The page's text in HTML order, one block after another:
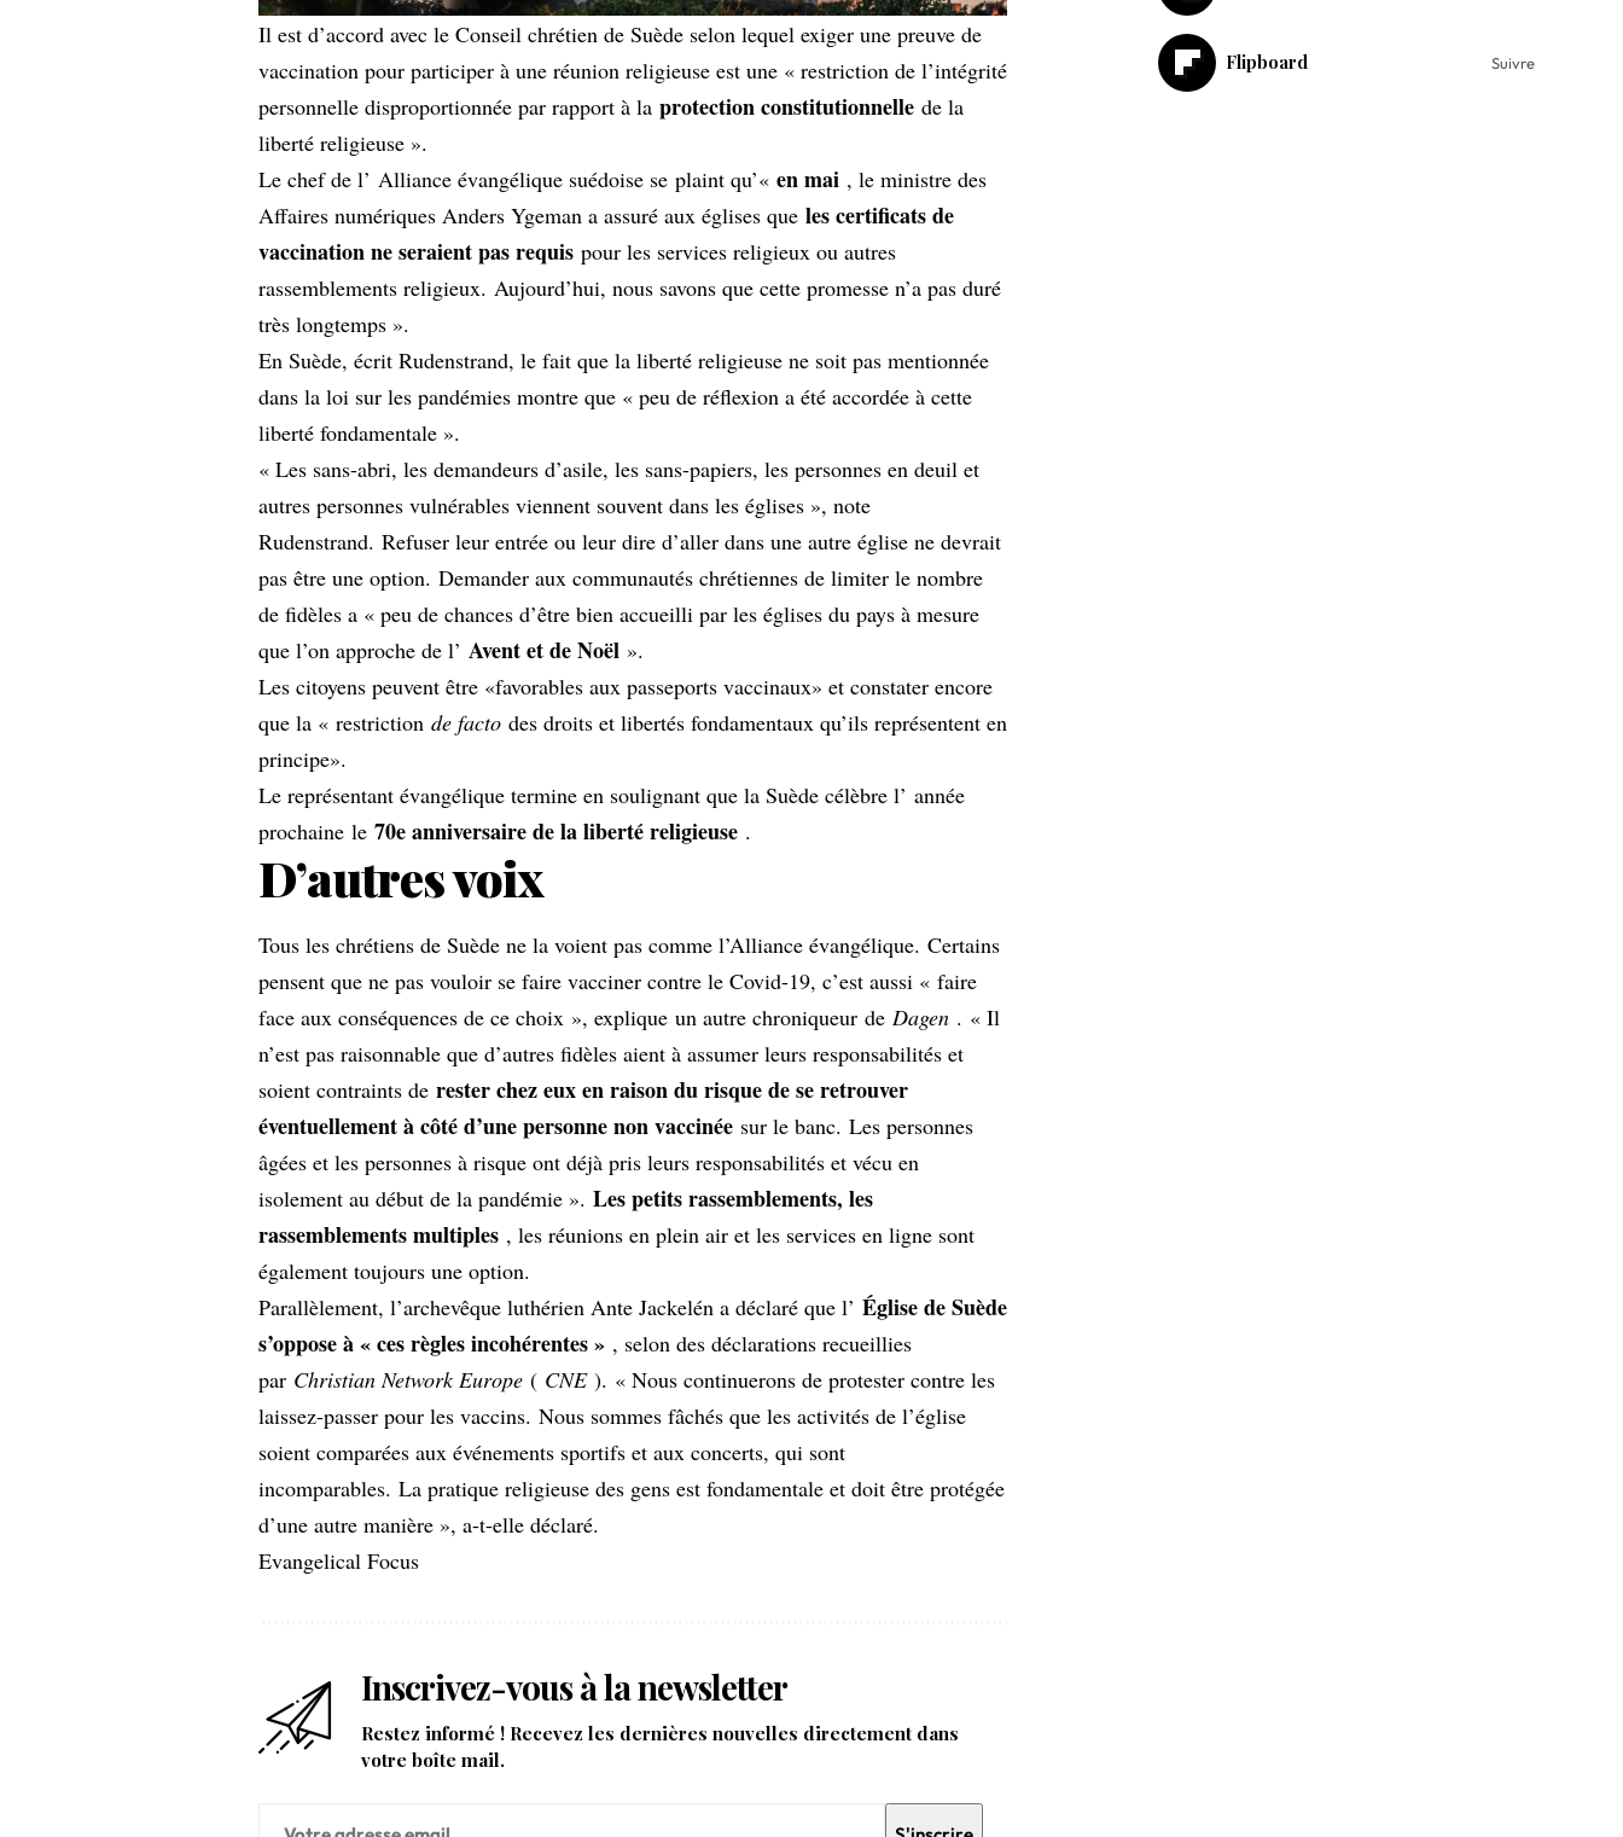
Il est d’accord avec le Conseil chrétien de Suède selon lequel exiger une preuve de
vaccination pour participer à une réunion religieuse est une « restriction de l’intégrité
personnelle disproportionnée par rapport à laprotection constitutionnelle de la
liberté religieuse ».
Le chef de l’ Alliance évangélique suédoise se plaint qu’«en mai , le ministre des
Affaires numériques Anders Ygeman a assuré aux églises queles certificats de
vaccination ne seraient pas requis pour les services religieux ou autres
rassemblements religieux. Aujourd’hui, nous savons que cette promesse n’a pas duré
très longtemps ».
En Suède, écrit Rudenstrand, le fait que la liberté religieuse ne soit pas mentionnée
dans la loi sur les pandémies montre que « peu de réflexion a été accordée à cette
liberté fondamentale ».
« Les sans-abri, les demandeurs d’asile, les sans-papiers, les personnes en deuil et
autres personnes vulnérables viennent souvent dans les églises », note
Rudenstrand. Refuser leur entrée ou leur dire d’aller dans une autre église ne devrait
pas être une option. Demander aux communautés chrétiennes de limiter le nombre
de fidèles a « peu de chances d’être bien accueilli par les églises du pays à mesure
que l’on approche de l’ Avent et de Noël ».
Les citoyens peuvent être «favorables aux passeports vaccinaux» et constater encore
que la « restrictionde facto des droits et libertés fondamentaux qu’ils représentent en
principe».
Le représentant évangélique termine en soulignant que la Suède célèbre l’ année
prochaine le70e anniversaire de la liberté religieuse .
D’autres voix
Tous les chrétiens de Suède ne la voient pas comme l’Alliance évangélique. Certains
pensent que ne pas vouloir se faire vacciner contre le Covid-19, c’est aussi « faire
face aux conséquences de ce choix », expliqueun autre chroniqueur deDagen . « Il
n’est pas raisonnable que d’autres fidèles aient à assumer leurs responsabilités et
soient contraints derester chez eux en raison du risque de se retrouver
éventuellement à côté d’une personne non vaccinée sur le banc. Les personnes
âgées et les personnes à risque ont déjà pris leurs responsabilités et vécu en
isolement au début de la pandémie ».Les petits rassemblements, les
rassemblements multiples , les réunions en plein air et les services en ligne sont
également toujours une option.
Parallèlement, l’archevêque luthérien Ante Jackelén a déclaré que l’Église de Suède
s’oppose à « ces règles incohérentes » , selon des déclarations recueillies
par Christian Network Europe ( CNE). « Nous continuerons de protester contre les
laissez-passer pour les vaccins. Nous sommes fâchés que les activités de l’église
soient comparées aux événements sportifs et aux concerts, qui sont
incomparables. La pratique religieuse des gens est fondamentale et doit être protégée
d’une autre manière », a-t-elle déclaré.
Evangelical Focus
Inscrivez-vous à la newsletter
Restez informé ! Recevez les dernières nouvelles directement dans
votre boîte mail.
Flipboard Suivre